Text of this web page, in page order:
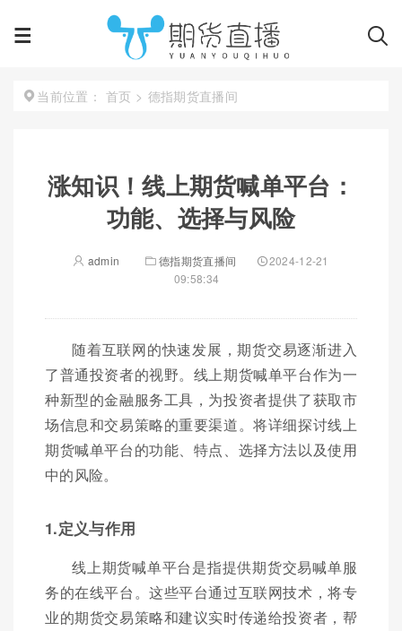
当前位置： 首页 > 德指期货直播间
涨知识！线上期货喊单平台：
功能、选择与风险
admin 德指期货直播间
2024-12-21
09:58:34
随着互联网的快速发展，期货交易逐渐进入
了普通投资者的视野。线上期货喊单平台作为一
种新型的金融服务工具，为投资者提供了获取市
场信息和交易策略的重要渠道。将详细探讨线上
期货喊单平台的功能、特点、选择方法以及使用
中的风险。
1.定义与作用
线上期货喊单平台是指提供期货交易喊单服
务的在线平台。这些平台通过互联网技术，将专
业的期货交易策略和建议实时传递给投资者，帮